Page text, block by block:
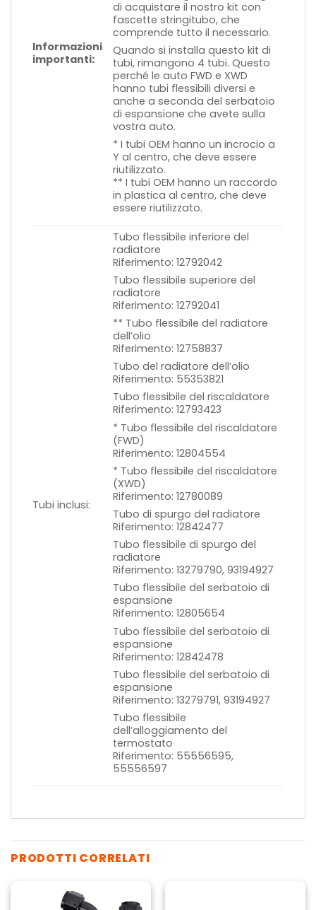
Informazioni
importanti:
di acquistare il nostro kit con
fascette stringitubo, che
comprende tutto il necessario.
Quando si installa questo kit di
tubi, rimangono 4 tubi. Questo
perché le auto FWD e XWD
hanno tubi flessibili diversi e
anche a seconda del serbatoio
di espansione che avete sulla
vostra auto.
* I tubi OEM hanno un incrocio a
Y al centro, che deve essere
riutilizzato.
** I tubi OEM hanno un raccordo
in plastica al centro, che deve
essere riutilizzato.
Tubi inclusi:
Tubo flessibile inferiore del
radiatore
Riferimento: 12792042
Tubo flessibile superiore del
radiatore
Riferimento: 12792041
** Tubo flessibile del radiatore
dell’olio
Riferimento: 12758837
Tubo del radiatore dell’olio
Riferimento: 55353821
Tubo flessibile del riscaldatore
Riferimento: 12793423
* Tubo flessibile del riscaldatore
(FWD)
Riferimento: 12804554
* Tubo flessibile del riscaldatore
(XWD)
Riferimento: 12780089
Tubo di spurgo del radiatore
Riferimento: 12842477
Tubo flessibile di spurgo del
radiatore
Riferimento: 13279790, 93194927
Tubo flessibile del serbatoio di
espansione
Riferimento: 12805654
Tubo flessibile del serbatoio di
espansione
Riferimento: 12842478
Tubo flessibile del serbatoio di
espansione
Riferimento: 13279791, 93194927
Tubo flessibile
dell’alloggiamento del
termostato
Riferimento: 55556595,
55556597
PRODOTTI CORRELATI